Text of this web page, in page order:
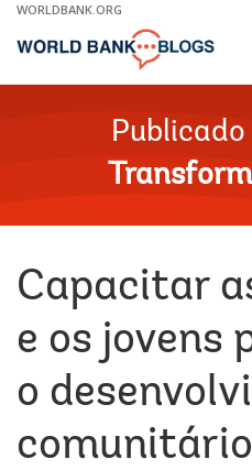
Skip
Main
WORLDBANK.ORG
Publicado
Capacitar
e os jovens
o